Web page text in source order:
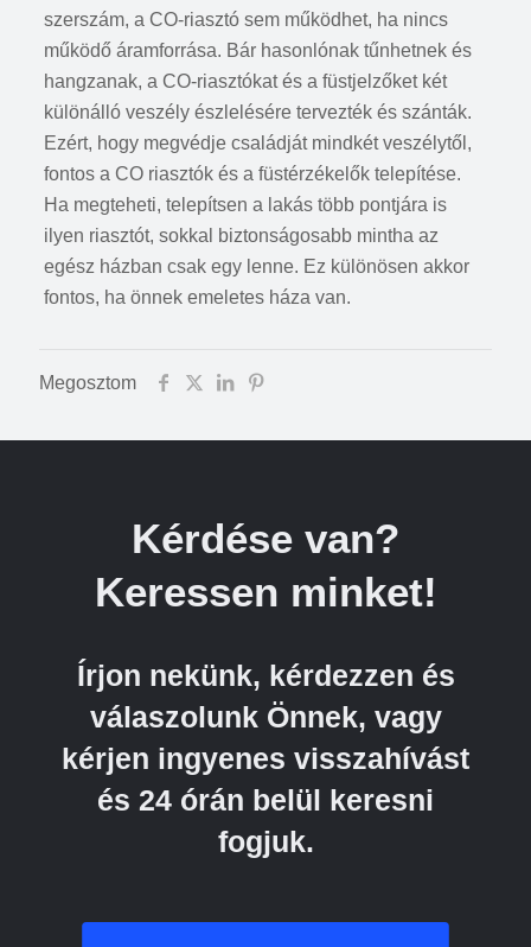
szerszám, a CO-riasztó sem működhet, ha nincs
működő áramforrása. Bár hasonlónak tűnhetnek és
hangzanak, a CO-riasztókat és a füstjelzőket két
különálló veszély észlelésére tervezték és szánták.
Ezért, hogy megvédje családját mindkét veszélytől,
fontos a CO riasztók és a füstérzékelők telepítése.
Ha megteheti, telepítsen a lakás több pontjára is
ilyen riasztót, sokkal biztonságosabb mintha az
egész házban csak egy lenne. Ez különösen akkor
fontos, ha önnek emeletes háza van.
Megosztom
Kérdése van?
Keressen minket!
Írjon nekünk, kérdezzen és
válaszolunk Önnek, vagy
kérjen ingyenes visszahívást
és 24 órán belül keresni
fogjuk.